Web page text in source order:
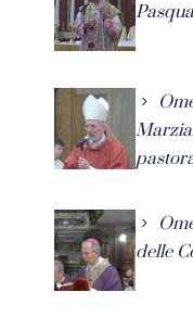
Pasqua
delle